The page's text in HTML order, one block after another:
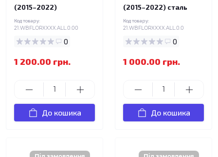
(2015–2022)
Код товару:
21.WBFLORXXXX.ALL.0.00
0
1 200.00 грн.
До кошика
(2015–2022) сталь
Код товару:
21.WBFLORXXXX.ALL.0.0
0
1 000.00 грн.
До кошика